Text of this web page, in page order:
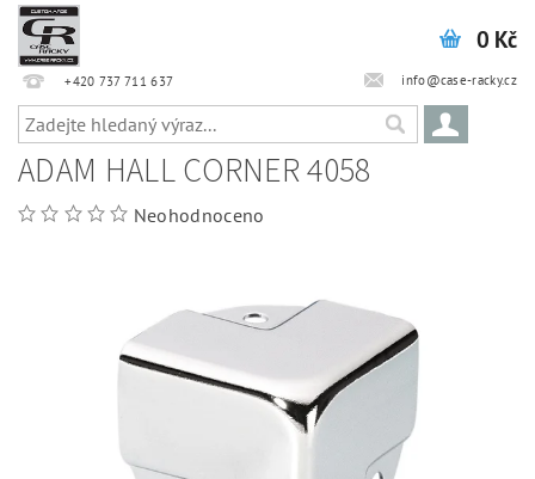
+420 737 711 637 info@case-racky.cz
0 Kč
ADAM HALL CORNER 4058
Neohodnoceno